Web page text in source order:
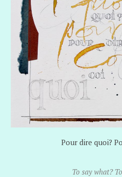
Pour dire quoi?
To say what?